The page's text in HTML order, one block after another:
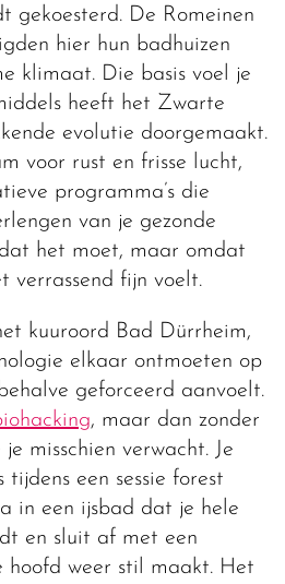
gekoesterd. De Romeinen
hier hun badhuizen
klimaat. Die basis voel je
heeft het Zwarte
evolutie doorgemaakt.
voor rust en frisse lucht,
programma’s die
van je gezonde
het moet, maar omdat
verrassend fijn voelt.
kuuroord Bad Dürrheim,
elkaar ontmoeten op
geforceerd aanvoelt.
, maar dan zonder
misschien verwacht. Je
een sessie forest
in een ijsbad dat je hele
en sluit af met een
hoofd weer stil maakt. Het